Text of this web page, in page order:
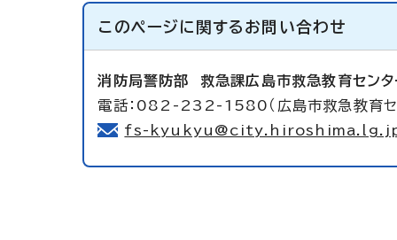
このページに関する お問い合わせ
消防局警防部 救急課広島市救急教育センタ
電話：082-232-1580（広島市救急教育
fs-